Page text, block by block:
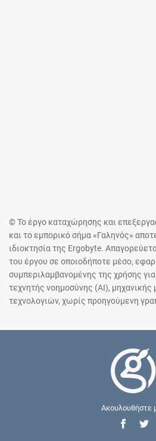
© Το έργο καταχώρησης και
και το εμπορικό σήμα «Γαληνός»
ιδιοκτησία της Ergobyte.
του έργου σε οποιοδήποτε μέσο,
συμπεριλαμβανομένης της χρήσης
τεχνητής νοημοσύνης (AI),
τεχνολογιών, χωρίς προηγούμενη
Ακουλουθήστε